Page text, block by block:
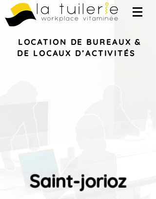
LOCATION DE BUREAUX &
DE LOCAUX D’ACTIVITÉS
Saint-jorioz